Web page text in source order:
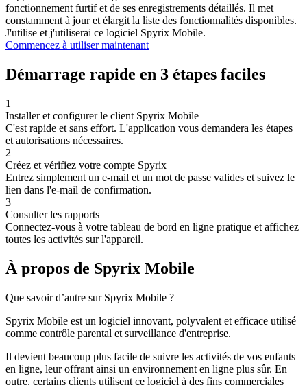
fonctionnement furtif et de ses enregistrements détaillés. Il met
constamment à jour et élargit la liste des fonctionnalités disponibles.
J'utilise et j'utiliserai ce logiciel Spyrix Mobile.
Commencez à utiliser maintenant
Démarrage rapide en 3 étapes faciles
1
Installer et configurer le client Spyrix Mobile
C'est rapide et sans effort. L'application vous demandera les étapes
et autorisations nécessaires.
2
Créez et vérifiez votre compte Spyrix
Entrez simplement un e-mail et un mot de passe valides et suivez le
lien dans l'e-mail de confirmation.
3
Consulter les rapports
Connectez-vous à votre tableau de bord en ligne pratique et affichez
toutes les activités sur l'appareil.
À propos de Spyrix Mobile
Que savoir d’autre sur Spyrix Mobile ?
Spyrix Mobile est un logiciel innovant, polyvalent et efficace utilisé
comme contrôle parental et surveillance d'entreprise.
Il devient beaucoup plus facile de suivre les activités de vos enfants
en ligne, leur offrant ainsi un environnement en ligne plus sûr. En
outre, certains clients utilisent ce logiciel à des fins commerciales